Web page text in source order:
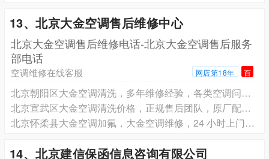
13、北京大金空调售后维修中心
北京大金空调售后维修电话-北京大金空调售后服务
部电话
空调维修在线客服 网店第18年 百
北京朝阳区大金空调清洗，多年维修经验，各类空调问题轻松搞定
北京宣武区大金空调清洗价格，正规售后团队，原厂配件质量有保障
北京怀柔县大金空调加氟，大金空调维修，24 小时上门服务
14、北京建信保函信息咨询有限公司